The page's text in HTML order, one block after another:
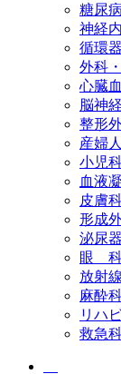
糖尿
神経
循環
外科
心臓
脳神
整形
産婦
小児
血液
皮膚
形成
泌尿
眼
放射
麻酔
リハ
救急